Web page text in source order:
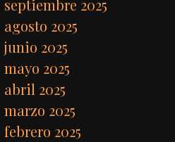
septiembre 2025
agosto 2025
junio 2025
mayo 2025
abril 2025
marzo 2025
febrero 2025